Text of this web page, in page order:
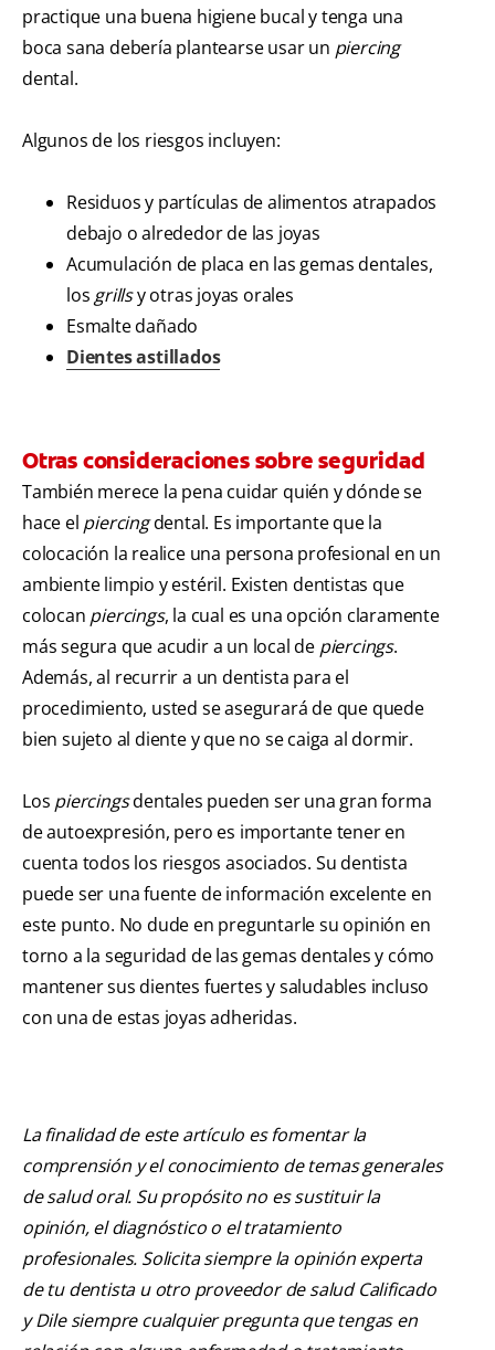
practique una buena higiene bucal y tenga una
boca sana debería plantearse usar un piercing
dental.
Algunos de los riesgos incluyen:
Residuos y partículas de alimentos atrapados
debajo o alrededor de las joyas
Acumulación de placa en las gemas dentales,
los grillsy otras joyas orales
Esmalte dañado
Dientes astillados
Otras consideraciones sobre seguridad
También merece la pena cuidar quién y dónde se
hace el piercingdental. Es importante que la
colocación la realice una persona profesional en un
ambiente limpio y estéril. Existen dentistas que
colocan piercings, la cual es una opción claramente
más segura que acudir a un local de piercings.
Además, al recurrir a un dentista para el
procedimiento, usted se asegurará de que quede
bien sujeto al diente y que no se caiga al dormir.
Los piercingsdentales pueden ser una gran forma
de autoexpresión, pero es importante tener en
cuenta todos los riesgos asociados. Su dentista
puede ser una fuente de información excelente en
este punto. No dude en preguntarle su opinión en
torno a la seguridad de las gemas dentales y cómo
mantener sus dientes fuertes y saludables incluso
con una de estas joyas adheridas.
La finalidad de este artículo es fomentar la
comprensión y el conocimiento de temas generales
de salud oral. Su propósito no es sustituir la
opinión, el diagnóstico o el tratamiento
profesionales. Solicita siempre la opinión experta
de tu dentista u otro proveedor de salud Calificado
y Dile siempre cualquier pregunta que tengas en